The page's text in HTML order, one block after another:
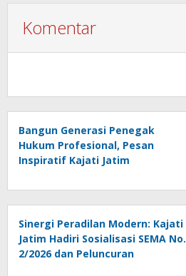
Komentar
Bangun Generasi Penegak
Hukum Profesional, Pesan
Inspiratif Kajati Jatim
Sinergi Peradilan Modern: Kajati
Jatim Hadiri Sosialisasi SEMA No.
2/2026 dan Peluncuran